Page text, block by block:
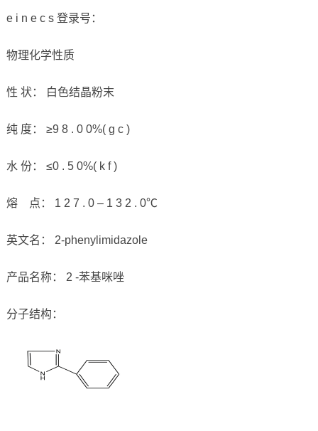
e i n e c s 登录号：
物理化学性质
性 状： 白色结晶粉末
纯 度： ≥9 8 . 0 0%( g c )
水 份： ≤0 . 5 0%( k f )
熔 点： 1 2 7 . 0 – 1 3 2 . 0℃
英文名： 2-phenylimidazole
产品名称： 2 -苯基咪唑
分子结构：